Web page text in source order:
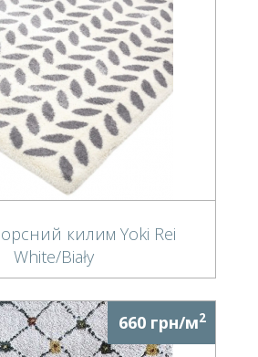
килим Yoki Rei
White/Biały
660 грн/м2